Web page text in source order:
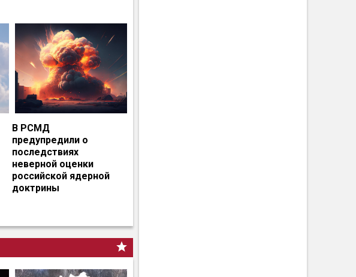
В РСМД
предупредили о
последствиях
неверной оценки
российской ядерной
доктрины